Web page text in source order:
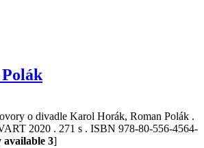
o divadle Karol Horák, Roman Polák .
2020 . 271 s . ISBN 978-80-556-4564-
3]